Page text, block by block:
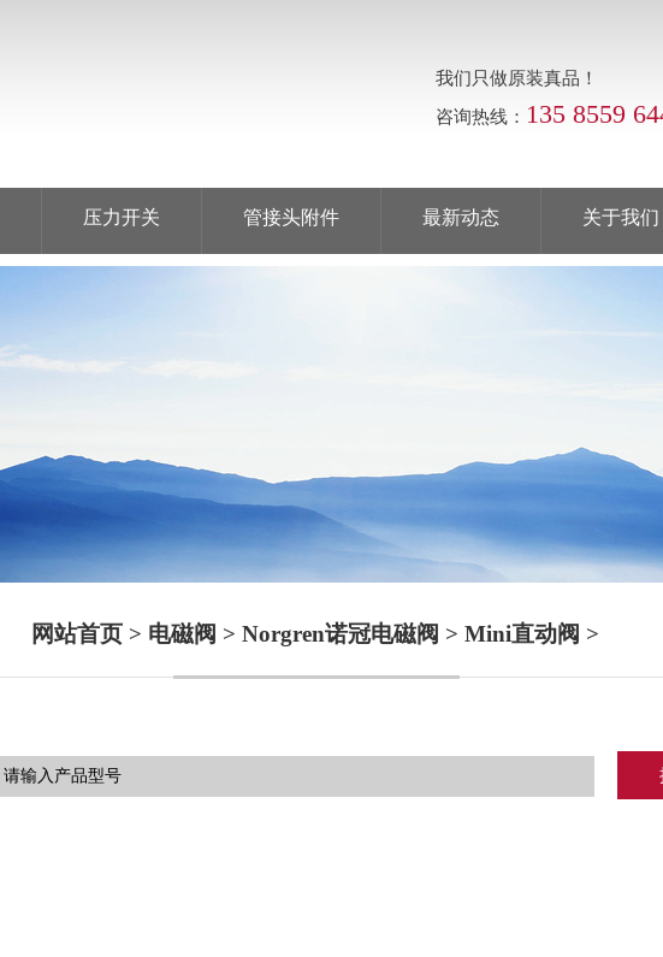
我们只做原装真品！
咨询热线： 135 8559
压力开关 管接头附件 最新动态 关于我们
网站首页> 电磁阀 > Norgren诺冠电磁阀 > Mini直动阀 >